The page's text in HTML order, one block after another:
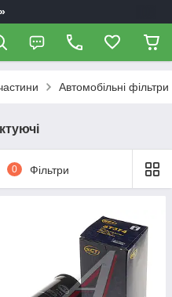
Автомобільні фільтри
0 Фільтри